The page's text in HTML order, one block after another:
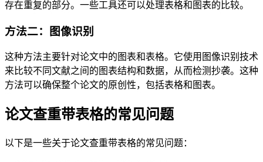
存在重复的部分。一些工具还可以处理表格和图表的比较。
方法二：图像识别
这种方法主要针对论文中的图表和表格。它使用图像识别技术
来比较不同文献之间的图表结构和数据，从而检测抄袭。这种
方法可以确保整个论文的原创性，包括表格和图表。
论文查重带表格的常见问题
以下是一些关于论文查重带表格的常见问题：